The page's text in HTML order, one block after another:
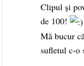
Clipul şi
de 100!
Mă bucur
sufletul c-o